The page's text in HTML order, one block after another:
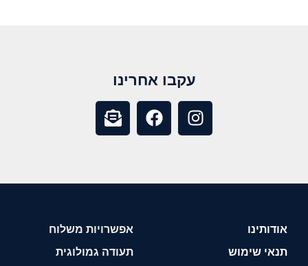
עקבו אחרינו
אודותינו
תנאי שימוש
אפשרויות משלוח
תעודה גמולוגית